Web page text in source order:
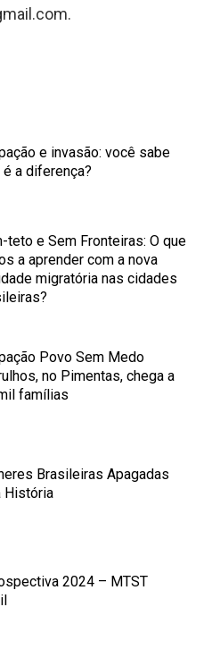
e invasão: você sabe
é a diferença?
teto e Sem Fronteiras: O que
a aprender com a nova
migratória nas cidades
Povo Sem Medo
no Pimentas, chega a
famílias
Brasileiras Apagadas
História
2024 – MTST